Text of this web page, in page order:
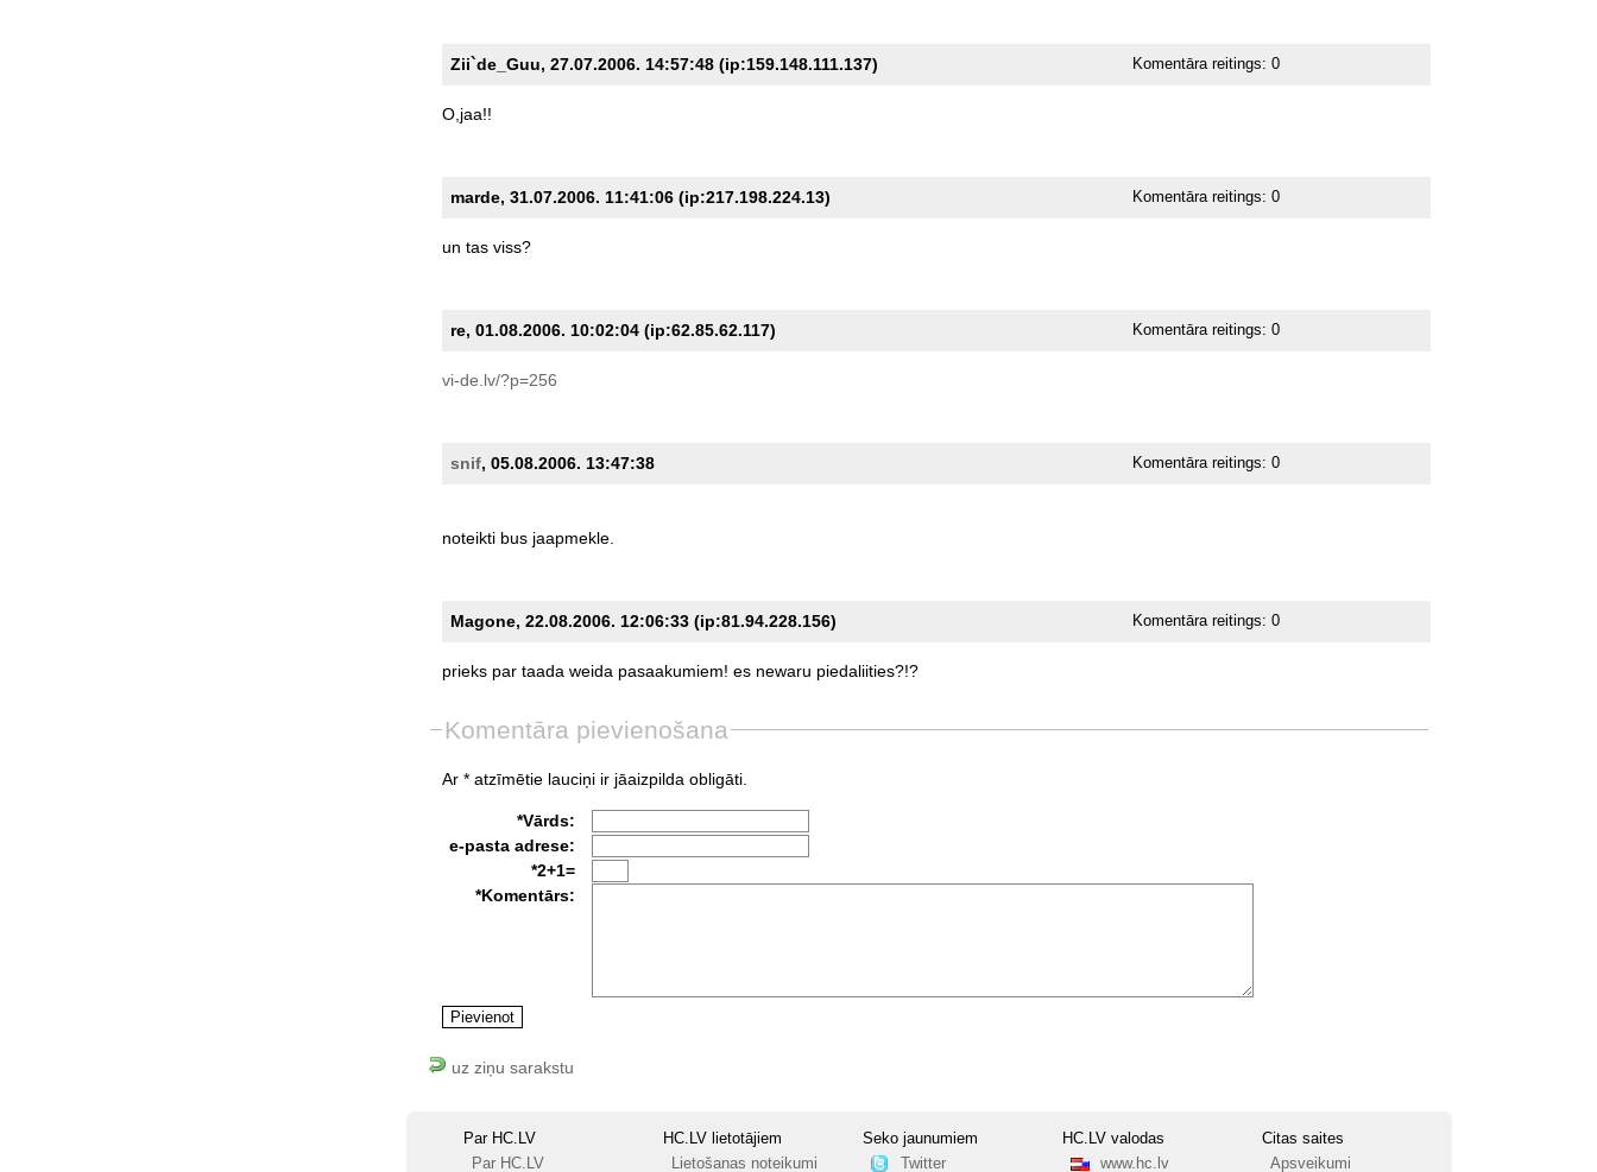
Zii`de_Guu, 27.07.2006. 14:57:48 (ip:159.148.111.137) Komentāra reitings:0
O,jaa!!
marde, 31.07.2006. 11:41:06 (ip:217.198.224.13) Komentāra reitings:0
un tas viss?
re, 01.08.2006. 10:02:04 (ip:62.85.62.117) Komentāra reitings:0
vi-de.lv/?p=256
snif, 05.08.2006. 13:47:38 Komentāra reitings:0
noteikti bus jaapmekle.
Magone, 22.08.2006. 12:06:33 (ip:81.94.228.156) Komentāra reitings:0
prieks par taada weida pasaakumiem! es newaru piedaliities?!?
Komentāra pievienošana
Ar * atzīmētie lauciņi ir jāaizpilda obligāti.
*Vārds:
e-pasta adrese:
*2+1=
*Komentārs:
uz ziņu sarakstu
Par HC.LV
Par HC.LV
HC.LV lietotājiem
Lietošanas noteikumi
Seko jaunumiem
Twitter
HC.LV valodas
www.hc.lv
Citas saites
Apsveikumi